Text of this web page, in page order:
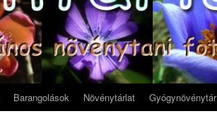
Barangolások Növénytárlat Gyógynövénytár